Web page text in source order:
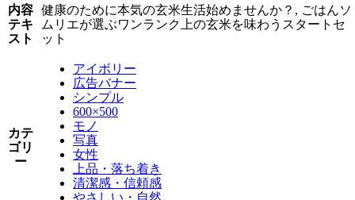
内容
テキ
スト
健康のために本気の玄米生活始めませんか？, ごはんソ
ムリエが選ぶワンランク上の玄米を味わうスタートセ
ット
カテ
ゴリ
ー
アイボリー
広告バナー
シンプル
600×500
モノ
写真
女性
上品・落ち着き
清潔感・信頼感
やさしい・自然